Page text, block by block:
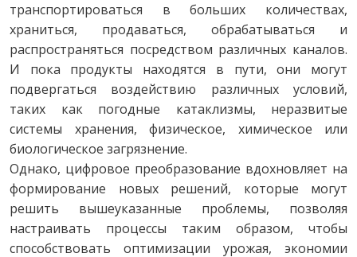
транспортироваться в больших количествах,
храниться, продаваться, обрабатываться и
распространяться посредством различных каналов.
И пока продукты находятся в пути, они могут
подвергаться воздействию различных условий,
таких как погодные катаклизмы, неразвитые
системы хранения, физическое, химическое или
биологическое загрязнение.
Однако, цифровое преобразование вдохновляет на
формирование новых решений, которые могут
решить вышеуказанные проблемы, позволяя
настраивать процессы таким образом, чтобы
способствовать оптимизации урожая, экономии